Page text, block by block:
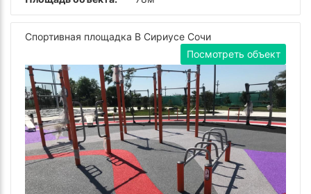
Спортивная площадка В Сириусе Сочи
Посмотреть объект